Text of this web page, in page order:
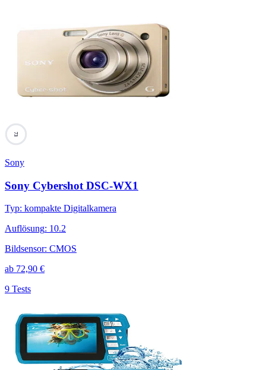
73
Sony
Sony Cybershot DSC-WX1
Typ: kompakte Digitalkamera
Auflösung: 10.2
Bildsensor: CMOS
ab 72,90 €
9 Tests